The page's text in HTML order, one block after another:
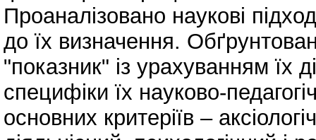
Проаналізовано наукові
до їх визначення.
"показник" із урахуванням їх
специфіки їх науково-
основних критеріїв –